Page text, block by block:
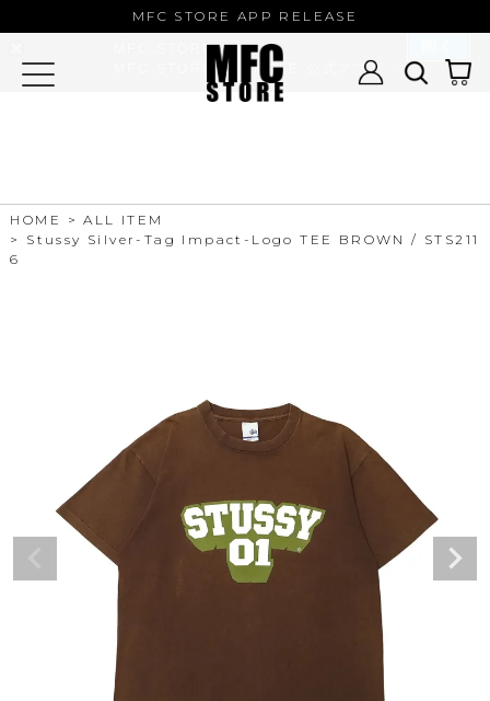
MFC STORE APP RELEASE
HOME
ALL ITEM
Stussy Silver-Tag Impact-Logo TEE BROWN / STS211
6
MFC STORE
MFC STORE/EXAMPLE 公式アプリ -
Google Play